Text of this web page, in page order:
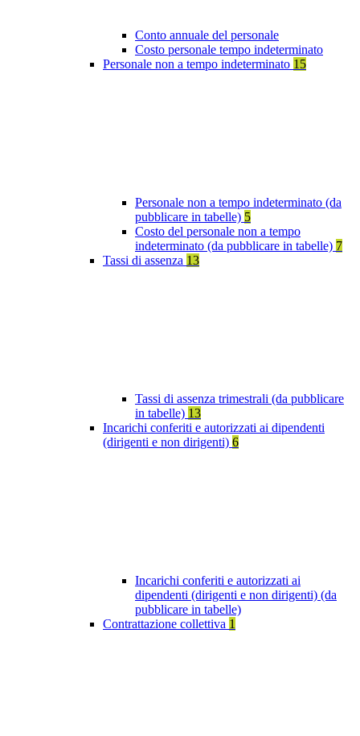
Conto annuale del personale
Costo personale tempo indeterminato
Personale non a tempo indeterminato 15
Personale non a tempo indeterminato (da
pubblicare in tabelle) 5
Costo del personale non a tempo
indeterminato (da pubblicare in tabelle) 7
Tassi di assenza 13
Tassi di assenza trimestrali (da pubblicare
in tabelle) 13
Incarichi conferiti e autorizzati ai dipendenti
(dirigenti e non dirigenti) 6
Incarichi conferiti e autorizzati ai
dipendenti (dirigenti e non dirigenti) (da
pubblicare in tabelle)
Contrattazione collettiva 1